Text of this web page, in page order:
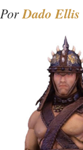
PorDado Ellis